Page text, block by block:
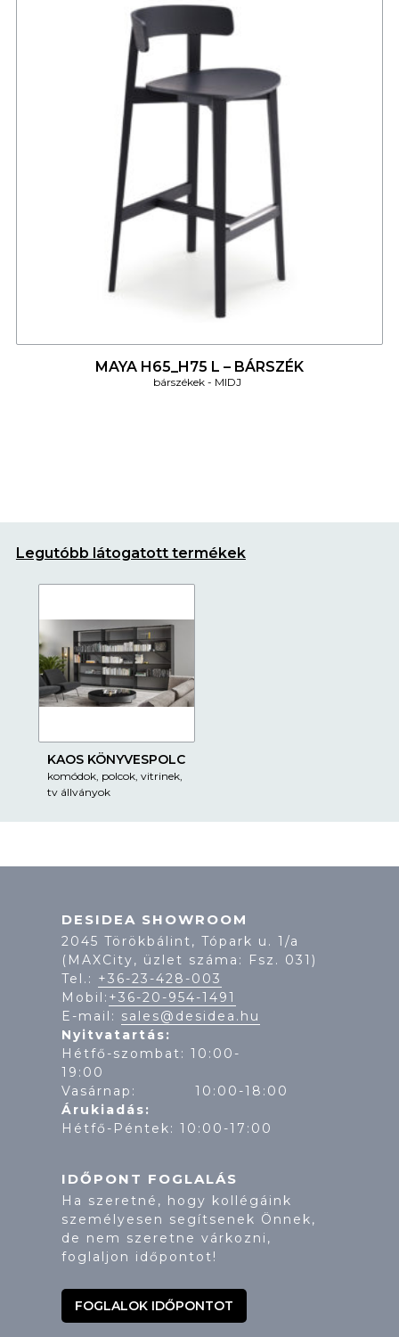
MAYA H65_H75 L – BÁRSZÉK
bárszékek MIDJ
Legutóbb látogatott termékek
KAOS KÖNYVESPOLC
komódok, polcok, vitrinek,
tv állványok
DESIDEA SHOWROOM
2045 Törökbálint, Tópark u. 1/a
(MAXCity, üzlet száma: Fsz. 031)
Tel.: +36-23-428-003
Mobil: +36-20-954-1491
E-mail: sales@desidea.hu
Nyitvatartás:
Hétfő-szombat: 10:00-
Vasárnap: 10:00-18:00
Árukiadás:
Hétfő-Péntek: 10:00-17:00
IDŐPONT FOGLALÁS
Ha szeretné, hogy kollégáink
személyesen segítsenek Önnek,
de nem szeretne várkozni,
foglaljon időpontot!
FOGLALOK IDŐPONTOT